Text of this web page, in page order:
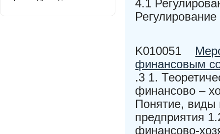
4.1
Регулирование
K010051
финансовым
.3 1.
финансово –
Понятие, виды
предприятия
финансово-